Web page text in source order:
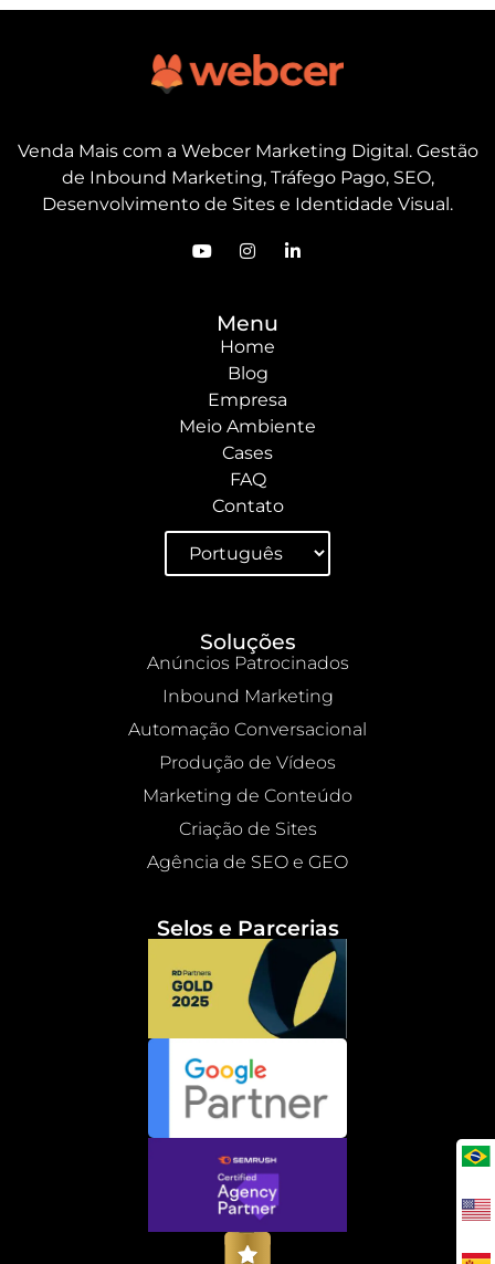
Venda Mais com a Webcer Marketing Digital. Gestão
de Inbound Marketing, Tráfego Pago, SEO,
Desenvolvimento de Sites e Identidade Visual.
Menu
Home
Blog
Empresa
Meio Ambiente
Cases
FAQ
Contato
Soluções
Anúncios Patrocinados
Inbound Marketing
Automação Conversacional
Produção de Vídeos
Marketing de Conteúdo
Criação de Sites
Agência de SEO e GEO
Selos e Parcerias